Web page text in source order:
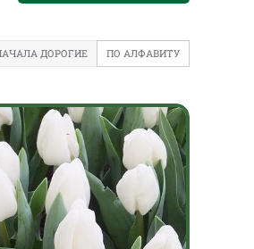
ДОРОГИЕ ПО АЛФАВИТУ